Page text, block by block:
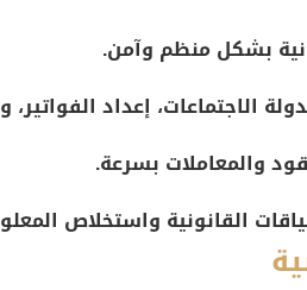
بشكل منظم وآمن.
إعداد الفواتير،
والمعاملات بسرعة.
القانونية واستخلاص